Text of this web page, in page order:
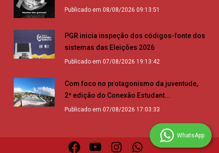
Publicado em 08/08/2026 09:13:51
PGR inicia inspeção dos códigos-fonte dos
sistemas das Eleições 2026
Publicado em 07/08/2026 19:13:42
Com foco no protagonismo da juventude,
2ª edição do Conexão Estudant...
Publicado em 07/08/2026 17:03:33
WhatsApp